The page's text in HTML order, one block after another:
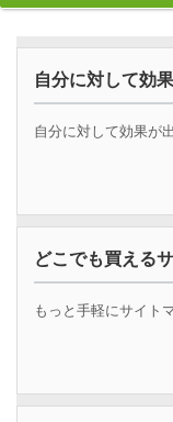
自分に対して効
自分に対して効果が
どこでも買える
もっと手軽にサイト